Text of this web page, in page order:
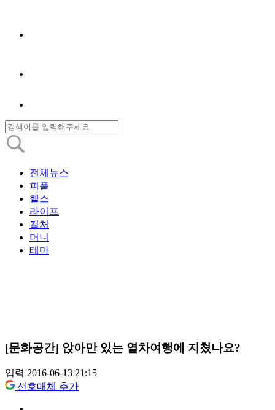
전체뉴스
피플
헬스
라이프
컬처
머니
테마
[문화공간] 앉아만 있는 열차여행에 지쳤나요?
입력 2016-06-13 21:15
선호매체 추가